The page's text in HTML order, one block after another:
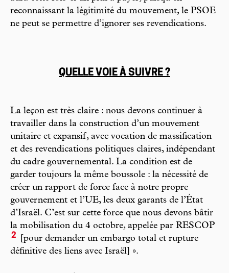
reconnaissant la légitimité du mouvement, le PSOE
ne peut se permettre d’ignorer ses revendications.
QUELLE VOIE À SUIVRE ?
La leçon est très claire : nous devons continuer à
travailler dans la construction d’un mouvement
unitaire et expansif, avec vocation de massification
et des revendications politiques claires, indépendant
du cadre gouvernemental. La condition est de
garder toujours la même boussole : la nécessité de
créer un rapport de force face à notre propre
gouvernement et l’UE, les deux garants de l’État
d’Israël. C’est sur cette force que nous devons bâtir
la mobilisation du 4 octobre, appelée par RESCOP
2
[pour demander un embargo total et rupture
définitive des liens avec Israël] ».